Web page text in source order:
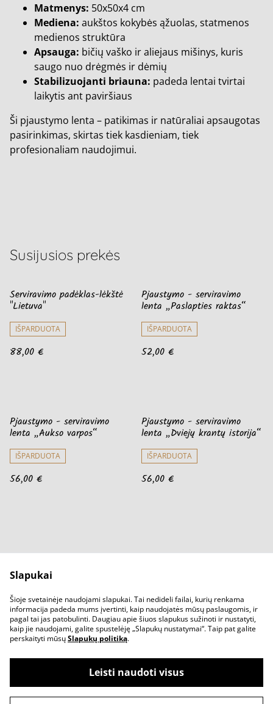
Matmenys: 50x50x4 cm
Mediena: aukštos kokybės ąžuolas, statmenos
medienos struktūra
Apsauga: bičių vaško ir aliejaus mišinys, kuris
saugo nuo drėgmės ir dėmių
Stabilizuojanti briauna: padeda lentai tvirtai
laikytis ant paviršiaus
Ši pjaustymo lenta – patikimas ir natūraliai apsaugotas
pasirinkimas, skirtas tiek kasdieniam, tiek
profesionaliam naudojimui.
Susijusios prekės
Serviravimo padėklas-lėkštė
"Lietuva"
IŠPARDUOTA
88,00 €
Pjaustymo - serviravimo
lenta „Paslapties raktas“
IŠPARDUOTA
52,00 €
Pjaustymo - serviravimo
lenta „Aukso varpos“
IŠPARDUOTA
56,00 €
Pjaustymo - serviravimo
lenta „Dviejų krantų istorija“
IŠPARDUOTA
56,00 €
Parašykit mums
Pirkimo sąlygos
Privatumo sąlygos
Slapukų politika
©2026Kelmas.lt - Mediniai gaminiai
Slapukai
Šioje svetainėje naudojami slapukai. Tai nedideli failai, kurių renkama
informacija padeda mums įvertinti, kaip naudojatės mūsų paslaugomis, ir
pagal tai jas patobulinti. Daugiau apie šiuos slapukus sužinoti ir nustatyti,
kaip jie naudojami, galite spustelėję „Slapukų nustatymai“. Taip pat galite
perskaityti mūsųSlapukų politiką.
Leisti naudoti visus